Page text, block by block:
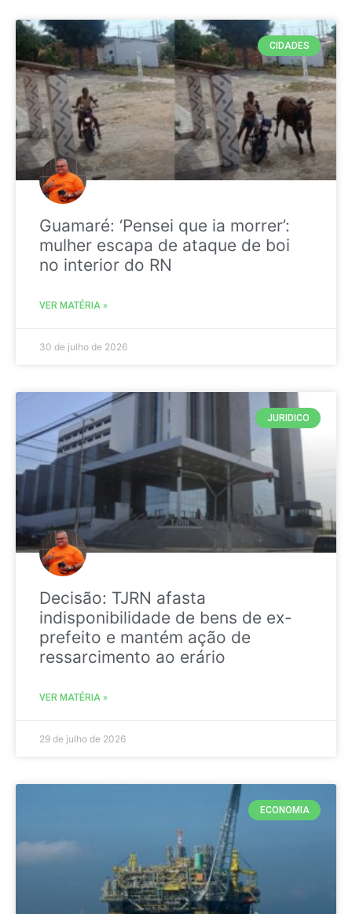
CIDADES
Guamaré: ‘Pensei que ia morrer’:
mulher escapa de ataque de boi
no interior do RN
VER MATÉRIA »
30 de julho de 2026
JURIDICO
Decisão: TJRN afasta
indisponibilidade de bens de ex-
prefeito e mantém ação de
ressarcimento ao erário
VER MATÉRIA »
29 de julho de 2026
ECONOMIA